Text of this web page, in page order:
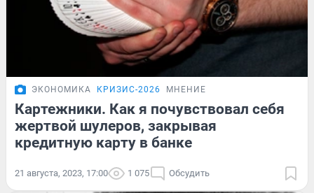
ЭКОНОМИКА КРИЗИС-2026 МНЕНИЕ
Картежники. Как я почувствовал себя
жертвой шулеров, закрывая
кредитную карту в банке
21 августа, 2023, 17:00 1 075 Обсудить